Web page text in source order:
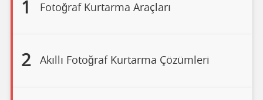
1 Fotoğraf Kurtarma Araçları
2 Akıllı Fotoğraf Kurtarma Çözümleri